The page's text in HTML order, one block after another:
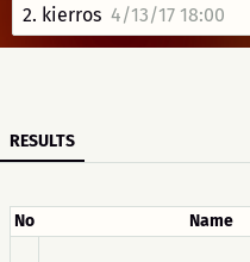
2. kierros 4/13/17 18:00
RESULTS
No Name